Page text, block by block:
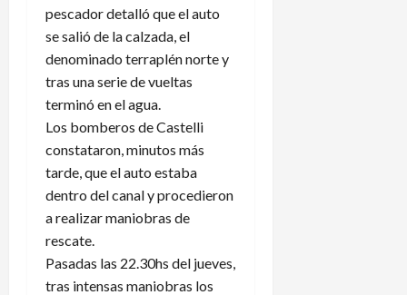
pescador detalló que el auto
se salió de la calzada, el
denominado terraplén norte y
tras una serie de vueltas
terminó en el agua.
Los bomberos de Castelli
constataron, minutos más
tarde, que el auto estaba
dentro del canal y procedieron
a realizar maniobras de
rescate.
Pasadas las 22.30hs del jueves,
tras intensas maniobras los